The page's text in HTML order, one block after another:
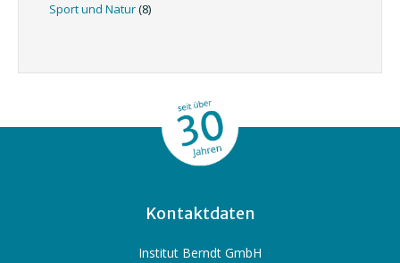
Sport und Natur(8)
Kontaktdaten
Institut Berndt GmbH